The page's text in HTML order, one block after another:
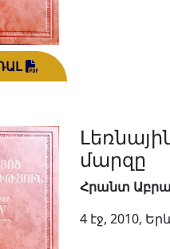
մարզը
Հրանտ
4 էջ, 2010,